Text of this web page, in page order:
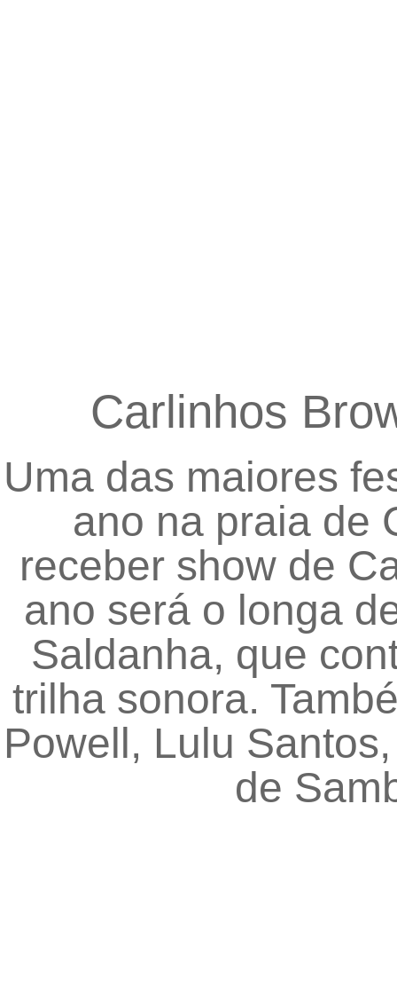
Carlinhos
Uma das maiores
ano na praia de
receber show de
ano será o longa
Saldanha, que
trilha sonora.
Powell, Lulu
de